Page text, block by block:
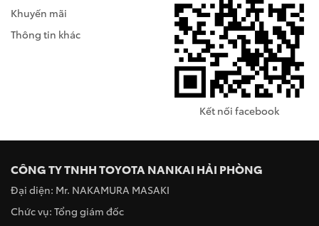
Khuyến mãi
Thông tin khác
Kết nối facebook
CÔNG TY TNHH TOYOTA NANKAI HẢI PHÒNG
Đại diện: Mr. NAKAMURA MASAKI
Chức vụ: Tổng giám đốc